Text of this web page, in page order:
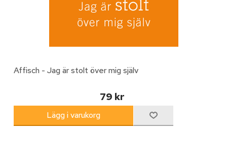
Affisch - Jag är stolt över mig själv
79 kr